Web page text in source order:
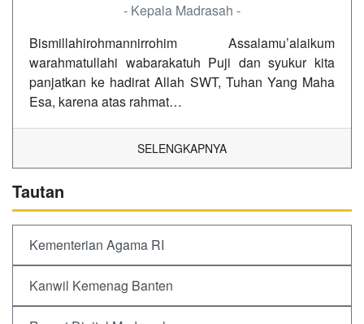
- Kepala Madrasah -
Bismillahirohmannirrohim Assalamu’alaikum
warahmatullahi wabarakatuh Puji dan syukur kita
panjatkan ke hadirat Allah SWT, Tuhan Yang Maha
Esa, karena atas rahmat…
SELENGKAPNYA
Tautan
Kementerian Agama RI
Kanwil Kemenag Banten